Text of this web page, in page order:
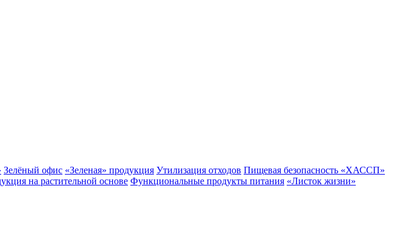
Зелёный офис «Зеленая» продукция Утилизация отходов Пищевая безопасность «ХАССП»
на растительной основе Функциональные продукты питания «Листок жизни»